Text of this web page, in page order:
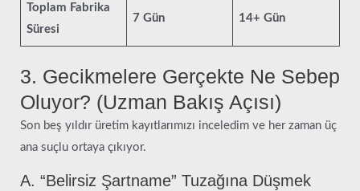
Toplam Fabrika
Süresi
7 Gün 14+ Gün
3. Gecikmelere Gerçekte Ne Sebep
Oluyor? (Uzman Bakış Açısı)
Son beş yıldır üretim kayıtlarımızı inceledim ve her zaman üç
ana suçlu ortaya çıkıyor.
A. “Belirsiz Şartname” Tuzağına Düşmek